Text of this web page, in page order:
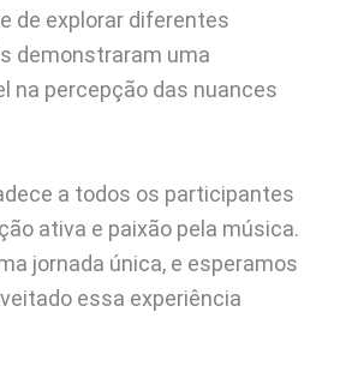
de explorar diferentes
demonstraram uma
na percepção das nuances
a todos os participantes
ativa e paixão pela música.
jornada única, e esperamos
essa experiência